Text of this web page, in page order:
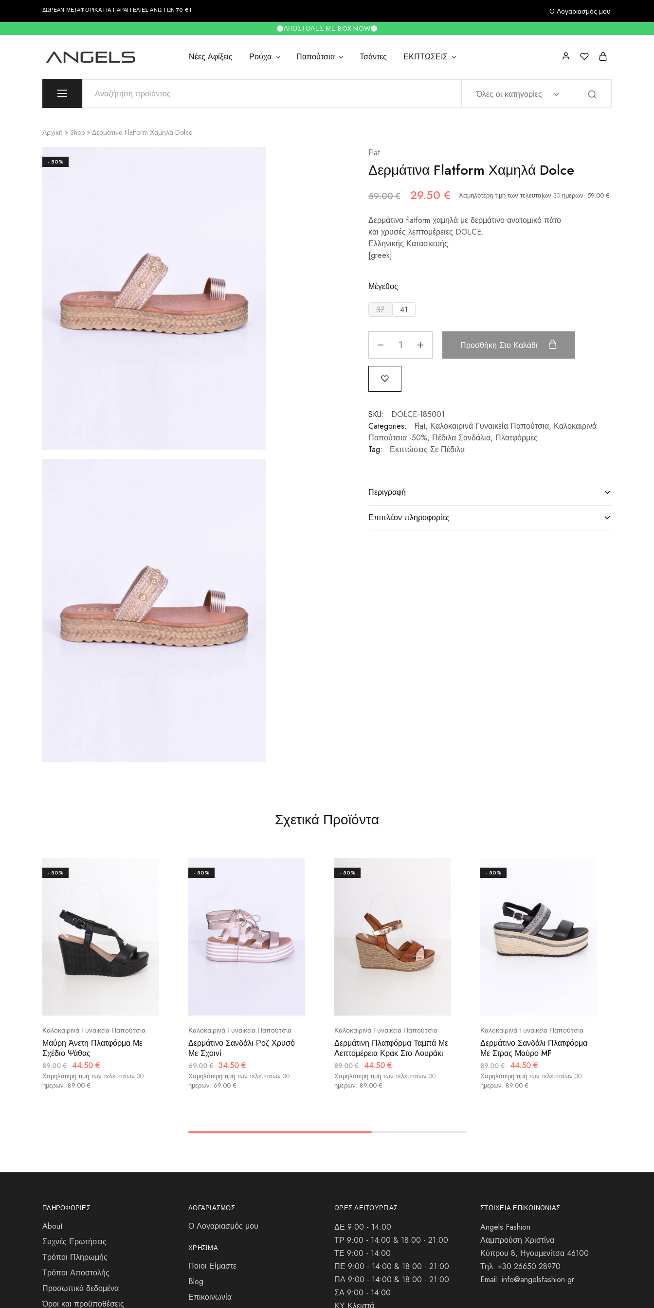
περιεχόμενοΔΩΡΕΑΝ ΜΕΤΑΦΟΡΙΚΑ ΓΙΑ ΠΑΡΑΓΓΕΛΙΕΣ ΑΝΩ ΤΩΝ 70 € ! Ο Λογαριασμός μου
ΑΠΟΣΤΟΛΈΣ ΜΕ BOX NOW
Angels
Greek
Quality
Νέες Αφίξεις Ρούχα Παπούτσια Τσάντες ΕΚΠΤΩΣΕΙΣ
Όλες οι κατηγορίες
Αρχική » Shop » Δερμάτινα Flatform Χαμηλά Dolce
- 50%
Flat
Δερμάτινα Flatform Χαμηλά Dolce
59.00€ 29.50 € Χαμηλότερη τιμή των τελευταίων 30 ημερων: 59.00 €
Δερμάτινα flatform χαμηλά με δερμάτινο ανατομικό πάτο
και χρυσές λεπτομέρειες DOLCE.
Ελληνικής Κατασκευής.
[greek]
Μέγεθος
37 41
Προσθήκη Στο Καλάθι
SKU:
DOLCE-185001
Categories:
Flat, Καλοκαιρινά Γυναικεία Παπούτσια, Καλοκαιρινά
Παπούτσια -50%, Πέδιλα Σανδάλια, Πλατφόρμες
Tag:
Εκπτώσεις Σε Πέδιλα
Περιγραφή
Επιπλέον πληροφορίες
Σχετικά Προϊόντα
- 50%
Καλοκαιρινά Γυναικεία Παπούτσια
Μαύρη Άνετη Πλατφόρμα Με
Σχέδιο Ψάθας
89.00€ 44.50 €
Χαμηλότερη τιμή των τελευταίων 30
ημερων: 89.00 €
- 50%
Καλοκαιρινά Γυναικεία Παπούτσια
Δερμάτινο Σανδάλι Ροζ Χρυσό
Με Σχοινί
69.00€ 34.50 €
Χαμηλότερη τιμή των τελευταίων 30
ημερων: 69.00 €
- 50%
Καλοκαιρινά Γυναικεία Παπούτσια
Δερμάτινη Πλατφόρμα Ταμπά Με
Λεπτομέρεια Κρακ Στο Λουράκι
89.00€ 44.50 €
Χαμηλότερη τιμή των τελευταίων 30
ημερων: 89.00 €
- 50%
Καλοκαιρινά Γυναικεία Παπούτσια
Δερμάτινο Σανδάλι Πλατφόρμα
Με Στρας Μαύρο MF
89.00€ 44.50 €
Χαμηλότερη τιμή των τελευταίων 30
ημερων: 89.00 €
ΠΛΗΡΟΦΟΡΊΕΣ
About
Συχνές Ερωτήσεις
Τρόποι Πληρωμής
Τρόποι Αποστολής
Προσωπικά δεδομένα
Όροι και προϋποθέσεις
ΛΟΓΑΡΙΑΣΜΌΣ
Ο Λογαριασμός μου
ΧΡΉΣΙΜΑ
Ποιοι Είμαστε
Blog
Επικοινωνία
ΏΡΕΣ ΛΕΙΤΟΥΡΓΊΑΣ
ΔΕ 9:00 - 14:00
ΤΡ 9:00 - 14:00 & 18:00 - 21:00
ΤΕ 9:00 - 14:00
ΠΕ 9:00 - 14:00 & 18:00 - 21:00
ΠΑ 9:00 - 14:00 & 18:00 - 21:00
ΣΑ 9:00 - 14:00
ΣΤΟΙΧΕΊΑ ΕΠΙΚΟΙΝΩΝΊΑΣ
Angels Fashion
Λαμπρούση Χριστίνα
Κύπρου 8, Ηγουμενίτσα 46100
Τηλ. +30 26650 28970
Email: info@angelsfashion.gr